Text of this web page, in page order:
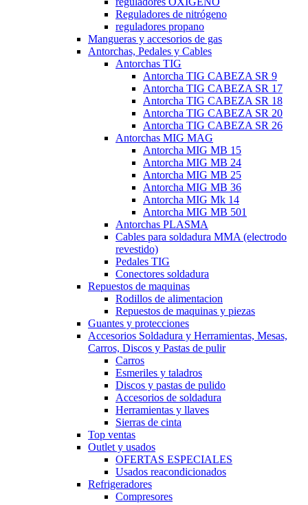
Reguladores de nitrógeno
reguladores propano
Mangueras y accesorios de gas
Antorchas, Pedales y Cables
Antorchas TIG
Antorcha TIG CABEZA SR 9
Antorcha TIG CABEZA SR 17
Antorcha TIG CABEZA SR 18
Antorcha TIG CABEZA SR 20
Antorcha TIG CABEZA SR 26
Antorchas MIG MAG
Antorcha MIG MB 15
Antorcha MIG MB 24
Antorcha MIG MB 25
Antorcha MIG MB 36
Antorcha MIG Mk 14
Antorcha MIG MB 501
Antorchas PLASMA
Cables para soldadura MMA (electrodo
revestido)
Pedales TIG
Conectores soldadura
Repuestos de maquinas
Rodillos de alimentacion
Repuestos de maquinas y piezas
Guantes y protecciones
Accesorios Soldadura y Herramientas, Mesas,
Carros, Discos y Pastas de pulir
Carros
Esmeriles y taladros
Discos y pastas de pulido
Accesorios de soldadura
Herramientas y llaves
Sierras de cinta
Top ventas
Outlet y usados
OFERTAS ESPECIALES
Usados reacondicionados
Refrigeradores
Compresores